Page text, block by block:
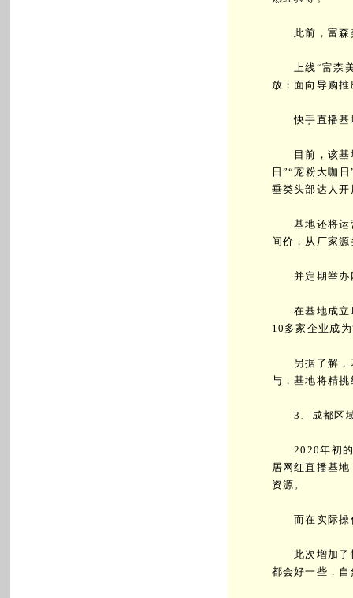
此前，富森美
上线“富森美
放；面向导购
快手直播基
目前，该基地
日”“宠粉大咖
垂类头部达人
基地还将运营
间价，从厂家
并定期举办网
在基地成立现
10多家企业成
另据了解，基
与，基地将精
3、成都区域
2020年初的
居网红直播基
资源。
而在实际操作
此次增加了快
都会好一些，